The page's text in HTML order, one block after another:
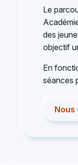
Le
des
objectif
En
séances